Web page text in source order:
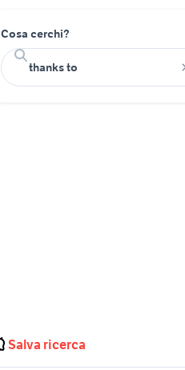
Cosa cerchi?
Salva ricerca